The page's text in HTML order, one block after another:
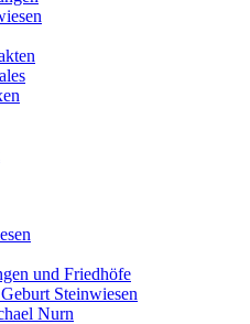
und Friedhöfe
Steinwiesen
Nurn